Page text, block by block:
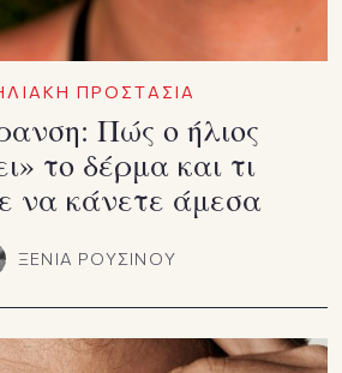
ΠΡΟΣΤΑΣΙΑ
Πώς ο ήλιος
το δέρμα και τι
να κάνετε άμεσα
ΞΕΝΙΑ ΡΟΥΣΙΝΟΥ